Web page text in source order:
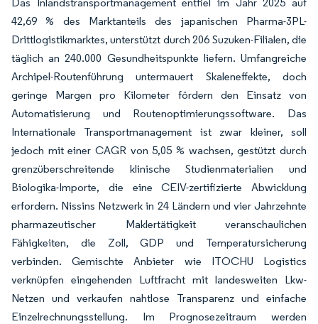
42,69 % des Marktanteils des japanischen Pharma-3PL-
Drittlogistikmarktes, unterstützt durch 206 Suzuken-Filialen, die
täglich an 240.000 Gesundheitspunkte liefern. Umfangreiche
Archipel-Routenführung untermauert Skaleneffekte, doch
geringe Margen pro Kilometer fördern den Einsatz von
Automatisierung und Routenoptimierungssoftware. Das
Internationale Transportmanagement ist zwar kleiner, soll
jedoch mit einer CAGR von 5,05 % wachsen, gestützt durch
grenzüberschreitende klinische Studienmaterialien und
Biologika-Importe, die eine CEIV-zertifizierte Abwicklung
erfordern. Nissins Netzwerk in 24 Ländern und vier Jahrzehnte
pharmazeutischer Maklertätigkeit veranschaulichen
Fähigkeiten, die Zoll, GDP und Temperatursicherung
verbinden. Gemischte Anbieter wie ITOCHU Logistics
verknüpfen eingehenden Luftfracht mit landesweiten Lkw-
Netzen und verkaufen nahtlose Transparenz und einfache
Einzelrechnungsstellung. Im Prognosezeitraum werden